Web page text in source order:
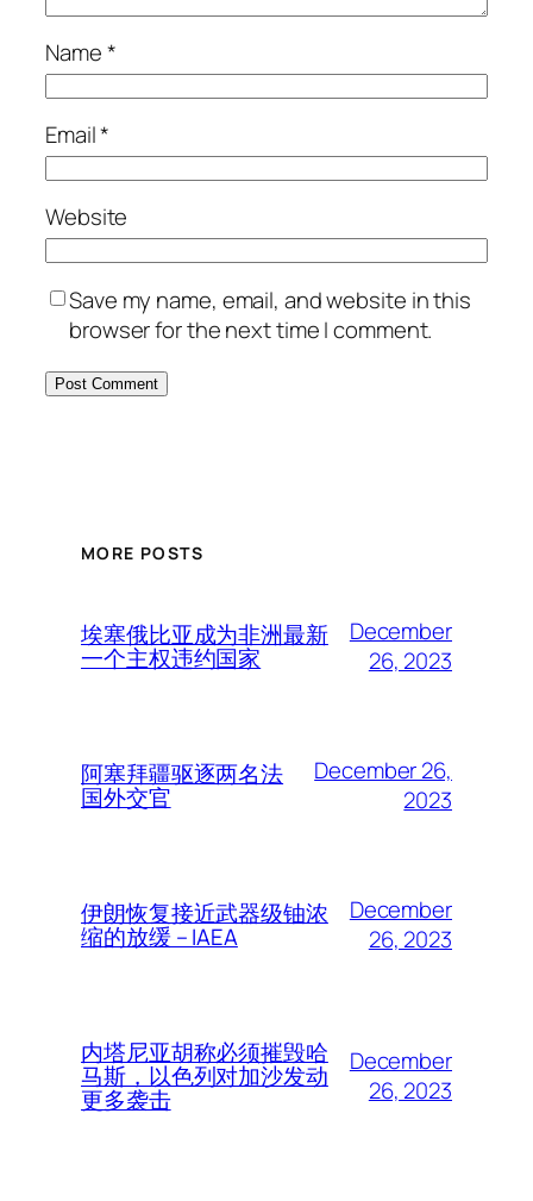
Name*
Email*
Website
Save my name, email, and website in this
browser for the next time I comment.
MORE POSTS
埃塞俄比亚成为非洲最新
一个主权违约国家
December
26, 2023
阿塞拜疆驱逐两名法
国外交官
December 26,
2023
伊朗恢复接近武器级铀浓
缩的放缓 – IAEA
December
26, 2023
内塔尼亚胡称必须摧毁哈
马斯，以色列对加沙发动
更多袭击
December
26, 2023